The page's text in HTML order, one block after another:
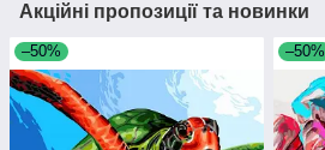
Акційні пропозиції та новинки
–50% –50%